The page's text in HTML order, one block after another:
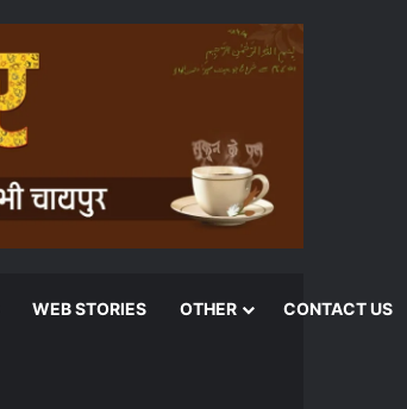
WEB STORIES OTHER CONTACT US